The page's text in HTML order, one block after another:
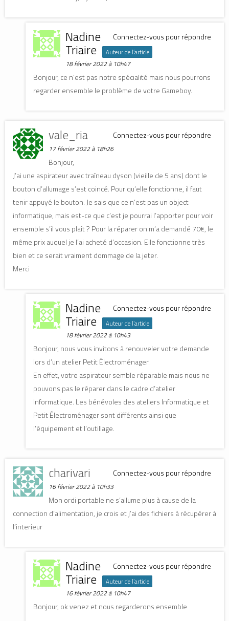
Connectez-vous pour répondre
Nadine
Triaire Auteur de l’article
18 février 2022 à 10h47
Bonjour, ce n’est pas notre spécialité mais nous pourrons
regarder ensemble le problème de votre Gameboy.
Connectez-vous pour répondre
vale_ria
17 février 2022 à 18h26
Bonjour,
J’ai une aspirateur avec traîneau dyson (vieille de 5 ans) dont le
bouton d’allumage s’est coincé. Pour qu’elle fonctionne, il faut
tenir appuyé le bouton. Je sais que ce n’est pas un object
informatique, mais est-ce que c’est je pourrai l’apporter pour voir
ensemble s’il vous plaît ? Pour la réparer on m’a demandé 70€, le
même prix auquel je l’ai acheté d’occasion. Elle fonctionne très
bien et ce serait vraiment dommage de la jeter.
Merci
Connectez-vous pour répondre
Nadine
Triaire Auteur de l’article
18 février 2022 à 10h43
Bonjour, nous vous invitons à renouveler votre demande
lors d’un atelier Petit Électroménager.
En effet, votre aspirateur semble réparable mais nous ne
pouvons pas le réparer dans le cadre d’atelier
Informatique. Les bénévoles des ateliers Informatique et
Petit Électroménager sont différents ainsi que
l’équipement et l’outillage.
Connectez-vous pour répondre
charivari
16 février 2022 à 10h33
Mon ordi portable ne s’allume plus à cause de la
connection d’alimentation, je crois et j’ai des fichiers à récupérer à
l’interieur
Connectez-vous pour répondre
Nadine
Triaire Auteur de l’article
16 février 2022 à 10h47
Bonjour, ok venez et nous regarderons ensemble